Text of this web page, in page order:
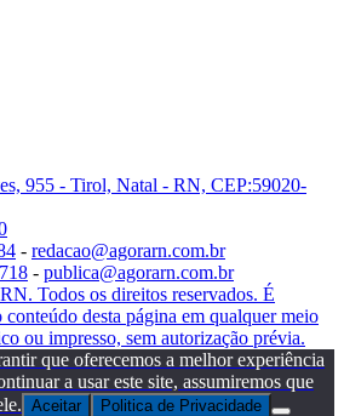
955 - Tirol, Natal - RN, CEP:59020-
- redacao@agorarn.com.br
- publica@agorarn.com.br
Todos os direitos reservados. É
desta página em qualquer meio
ou impresso, sem autorização prévia.
que oferecemos a melhor experiência
a usar este site, assumiremos que
Aceitar Politica de Privacidade